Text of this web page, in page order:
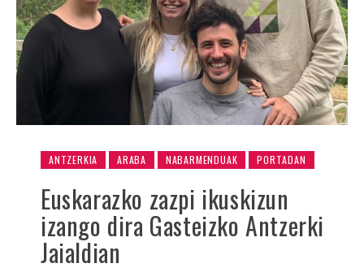
ANTZERKIA ARABA NABARMENDUAK PORTADAN
Euskarazko zazpi ikuskizun
izango dira Gasteizko Antzerki
Jaialdian